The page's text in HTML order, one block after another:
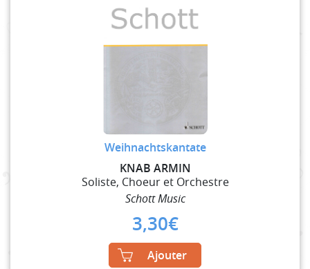
Weihnachtskantate
KNAB ARMIN
Soliste, Choeur et Orchestre
Schott Music
3,30€
Ajouter